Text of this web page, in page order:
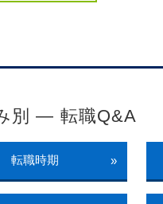
別 ― 転職Q&A
転職時期 »